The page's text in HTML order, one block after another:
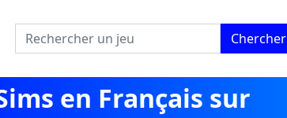
Chercher
en Français sur